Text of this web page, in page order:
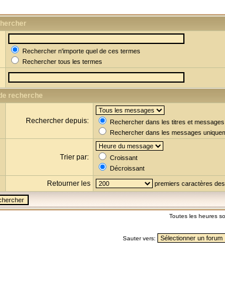
Rechercher n'importe quel de ces termes
Rechercher tous les termes
recherche
Rechercher depuis:
Rechercher dans les titres et messages
Rechercher dans les messages
Trier par:
Croissant
Décroissant
Retourner les premiers caractères
Toutes les heures
Sauter vers: